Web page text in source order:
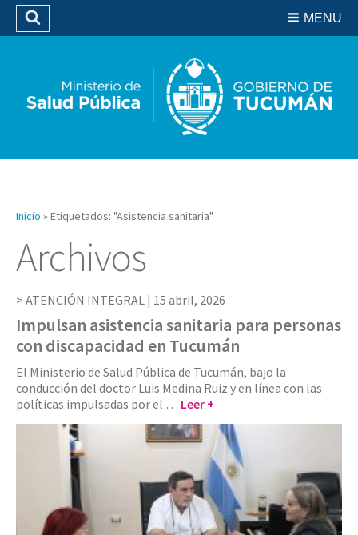
Biblioteca
MENU
Buscar
Inicio » Etiquetados: "Asistencia sanitaria"
Archivos
ATENCIÓN INTEGRAL | 15 abril, 2026
Impulsan asistencia sanitaria para personas
con discapacidad en Tucumán
El Ministerio de Salud Pública de Tucumán, bajo la
conducción del doctor Luis Medina Ruiz y en línea con las
políticas impulsadas por el … Leer +